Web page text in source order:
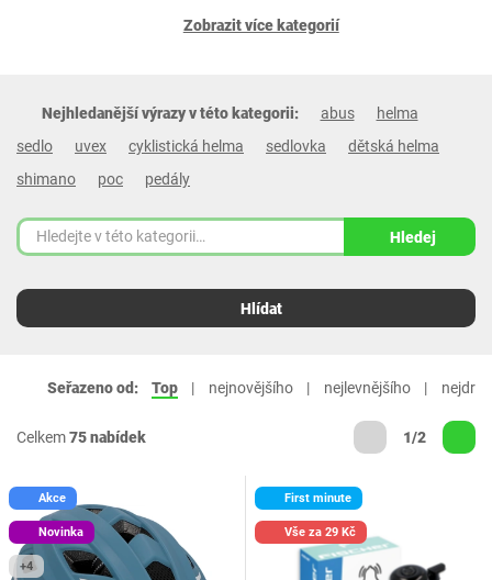
Zobrazit více kategorií
Nejhledanější výrazy v této kategorii: abus
helma
sedlo
uvex cyklistická helma sedlovka
dětská helma
shimano
poc pedály
Hledej
Hlídat
Seřazeno od: Top nejnovějšího nejlevnějšího
Celkem75 nabídek 1/2
Akce
Novinka
+4
First minute
Vše za 29 Kč